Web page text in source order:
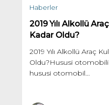
Haberler
2019 Yılı Alkollü
Kadar Oldu?
2019 Yılı Alkollü Araç
Oldu?Hususi
hususi otomobil...